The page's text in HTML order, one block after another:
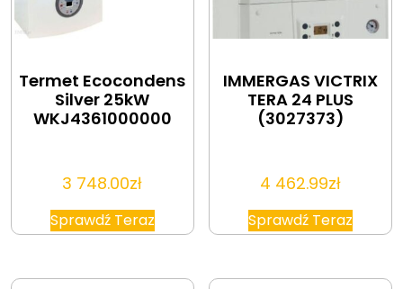
Termet Ecocondens
Silver 25kW
WKJ4361000000
3 748.00zł
Sprawdź Teraz
IMMERGAS VICTRIX
TERA 24 PLUS
(3027373)
4 462.99zł
Sprawdź Teraz